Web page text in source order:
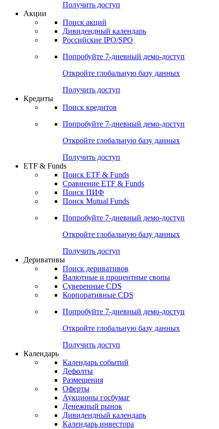
Получить доступ
Акции
Поиск акций
Дивидендный календарь
Российские IPO/SPO
Попробуйте 7-дневный демо-доступ
Откройте глобальную базу данных
Получить доступ
Кредиты
Поиск кредитов
Попробуйте 7-дневный демо-доступ
Откройте глобальную базу данных
Получить доступ
ETF & Funds
Поиск ETF & Funds
Сравнение ETF & Funds
Поиск ПИФ
Поиск Mutual Funds
Попробуйте 7-дневный демо-доступ
Откройте глобальную базу данных
Получить доступ
Деривативы
Поиск деривативов
Валютные и процентные свопы
Суверенные CDS
Корпоративные CDS
Попробуйте 7-дневный демо-доступ
Откройте глобальную базу данных
Получить доступ
Календарь
Календарь событий
Дефолты
Размещения
Оферты
Аукционы госбумаг
Денежный рынок
Дивидендный календарь
Календарь инвестора